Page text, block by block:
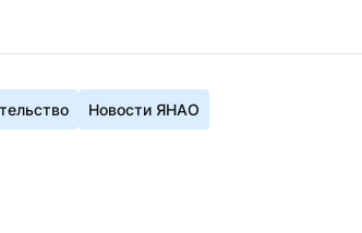
Новости ЯНАО